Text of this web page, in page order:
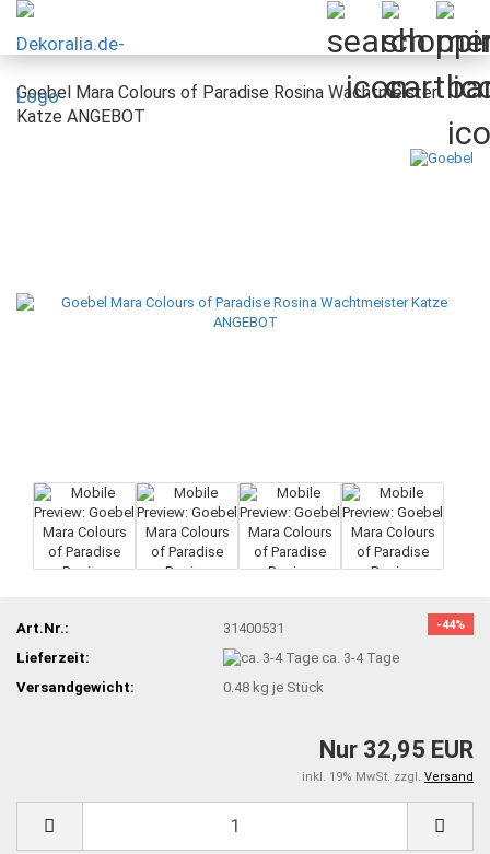
Goebel Mara Colours of Paradise Rosina Wachtmeister
Katze ANGEBOT
-44%
Art.Nr.:
31400531
Lieferzeit:
ca. 3-4 Tage
Versandgewicht:
0.48 kg je Stück
Nur 32,95 EUR
inkl. 19% MwSt. zzgl. Versand